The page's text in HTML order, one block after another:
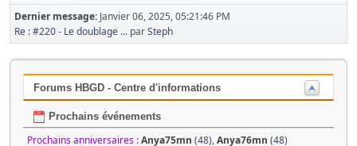
Dernier message: Janvier 06, 2025, 05:21:46 PM
Re : #220 - Le doublage ... parSteph
Forums HBGD - Centre d'informations
Prochains événements
Prochains anniversaires :Anya75mn (48),Anya76mn (48)